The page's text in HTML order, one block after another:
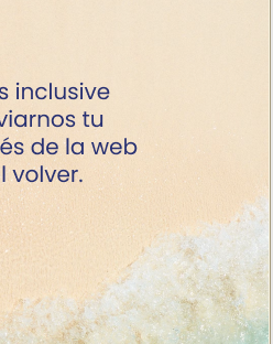
Sadipal mano 25 h.
Precio desde
2.72€